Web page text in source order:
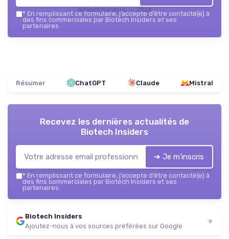
Biotech Insiders — 2026
* En remplissant ce formulaire, j’accepte d’être contacté(e) à
des fins commerciales par Biotech Insiders et ses
partenaires.
Résumer ChatGPT Claude Mistral
Recevez les dernières actualités de
Biotech Insiders
➔ Je m'inscris
* En remplissant ce formulaire, j’accepte d’être contacté(e) à
des fins commerciales par Biotech Insiders et ses
partenaires.
Biotech Insiders
Ajoutez-nous à vos sources préférées sur Google